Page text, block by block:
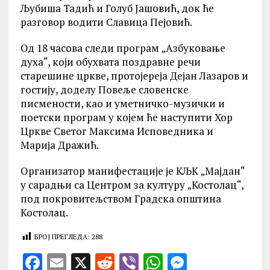
Љубиша Тадић и Голуб Јашовић, док ће
разговор водити Славица Пејовић.
Од 18 часова следи програм „Азбуковање
духа“, који обухвата поздравне речи
старешине цркве, протојереја Дејан Лазаров и
гостију, доделу Повеље словенске
писмености, као и уметничко-музички и
поетски програм у којем ће наступити Хор
Цркве Светог Максима Исповедника и
Марија Дражић.
Организатор манифестације је КЉК „Мајдан“
у сарадњи са Центром за културу „Костолац“,
под покровитељством Градска општина
Костолац.
БРОЈ ПРЕГЛЕДА: 288
F E X R V WM